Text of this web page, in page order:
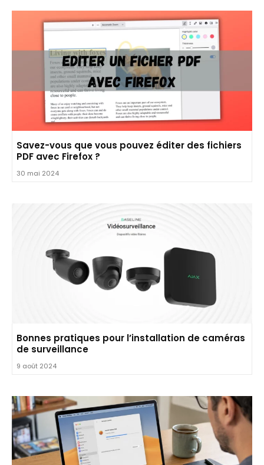
Savez-vous que vous pouvez éditer des fichiers
PDF avec Firefox ?
30 mai 2024
Bonnes pratiques pour l’installation de caméras
de surveillance
9 août 2024